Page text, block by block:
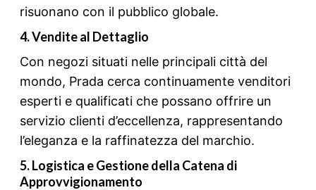
risuonano con il pubblico globale.
4.Vendite al Dettaglio
Con negozi situati nelle principali città del
mondo, Prada cerca continuamente venditori
esperti e qualificati che possano offrire un
servizio clienti d’eccellenza, rappresentando
l’eleganza e la raffinatezza del marchio.
5.Logistica e Gestione della Catena di
Approvvigionamento